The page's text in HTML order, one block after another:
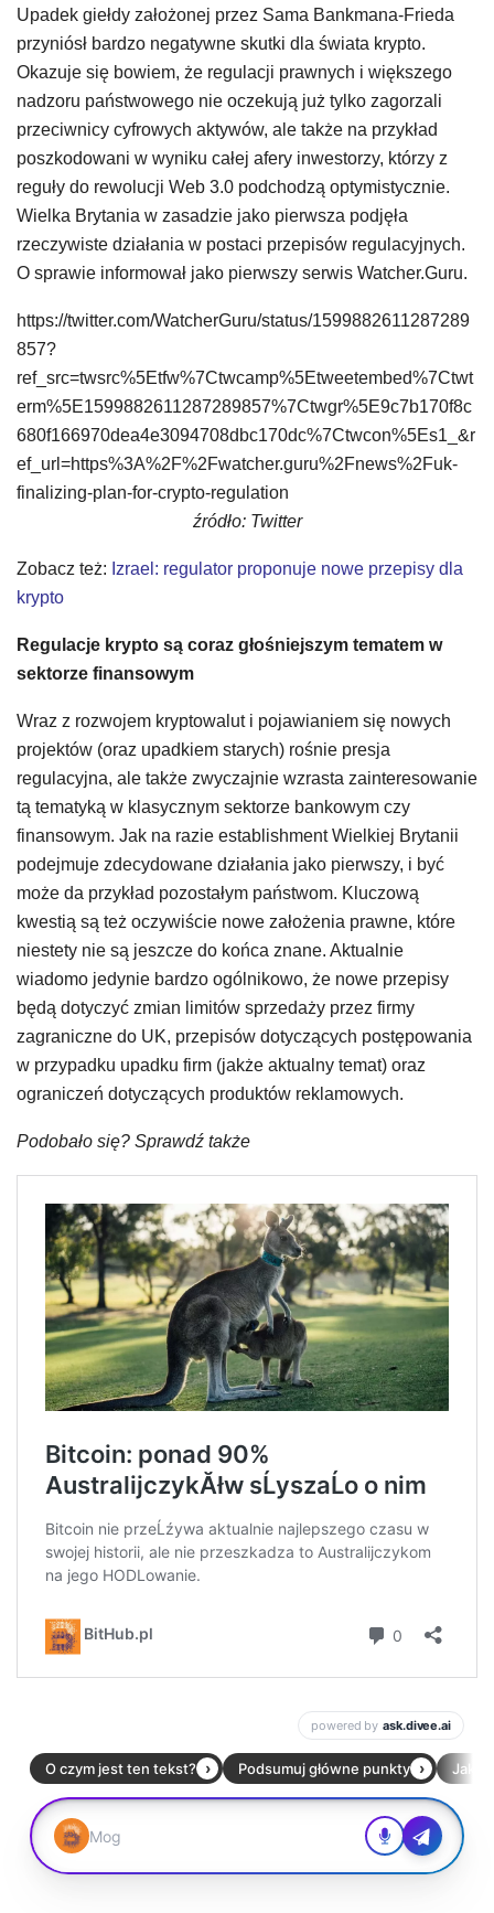
Upadek giełdy założonej przez Sama Bankmana-Frieda
przyniósł bardzo negatywne skutki dla świata krypto.
Okazuje się bowiem, że regulacji prawnych i większego
nadzoru państwowego nie oczekują już tylko zagorzali
przeciwnicy cyfrowych aktywów, ale także na przykład
poszkodowani w wyniku całej afery inwestorzy, którzy z
reguły do rewolucji Web 3.0 podchodzą optymistycznie.
Wielka Brytania w zasadzie jako pierwsza podjęła
rzeczywiste działania w postaci przepisów regulacyjnych.
O sprawie informował jako pierwszy serwis Watcher.Guru.
https://twitter.com/WatcherGuru/status/1599882611287289
857?
ref_src=twsrc%5Etfw%7Ctwcamp%5Etweetembed%7Ctwt
erm%5E1599882611287289857%7Ctwgr%5E9c7b170f8c
680f166970dea4e3094708dbc170dc%7Ctwcon%5Es1_&r
ef_url=https%3A%2F%2Fwatcher.guru%2Fnews%2Fuk-
finalizing-plan-for-crypto-regulation
źródło: Twitter
Zobacz też: Izrael: regulator proponuje nowe przepisy dla
krypto
Regulacje krypto są coraz głośniejszym tematem w
sektorze finansowym
Wraz z rozwojem kryptowalut i pojawianiem się nowych
projektów (oraz upadkiem starych) rośnie presja
regulacyjna, ale także zwyczajnie wzrasta zainteresowanie
tą tematyką w klasycznym sektorze bankowym czy
finansowym. Jak na razie establishment Wielkiej Brytanii
podejmuje zdecydowane działania jako pierwszy, i być
może da przykład pozostałym państwom. Kluczową
kwestią są też oczywiście nowe założenia prawne, które
niestety nie są jeszcze do końca znane. Aktualnie
wiadomo jedynie bardzo ogólnikowo, że nowe przepisy
będą dotyczyć zmian limitów sprzedaży przez firmy
zagraniczne do UK, przepisów dotyczących postępowania
w przypadku upadku firm (jakże aktualny temat) oraz
ograniczeń dotyczących produktów reklamowych.
Podobało się? Sprawdź także